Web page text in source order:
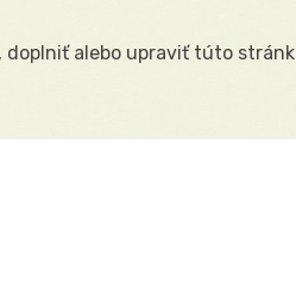
alebo upraviť túto